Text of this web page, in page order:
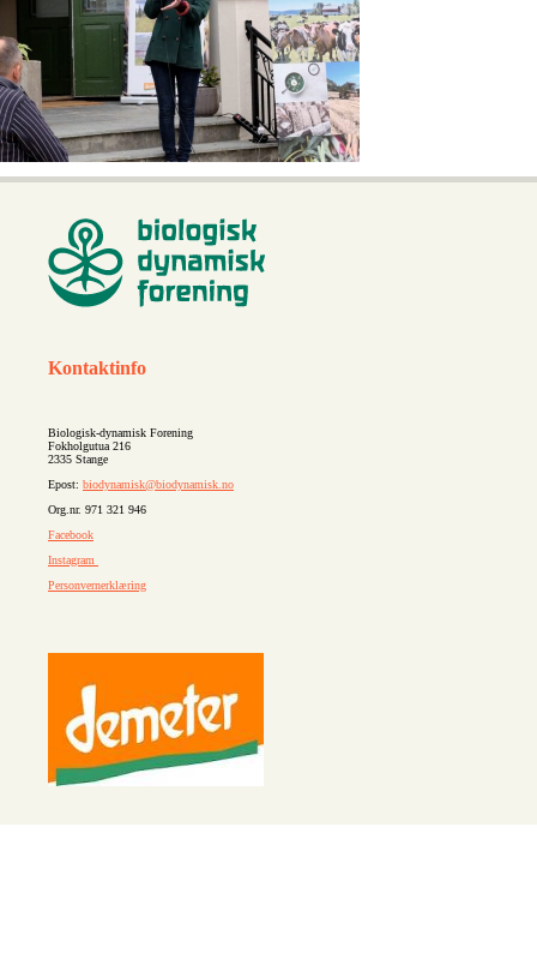
Kontaktinfo
Biologisk-dynamisk Forening
Fokholgutua 216
2335 Stange
Epost: biodynamisk@biodynamisk.no
Org.nr. 971 321 946
Facebook
Instagram
Personvernerklæring